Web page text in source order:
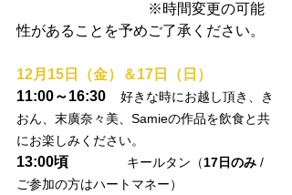
※時間変更の可能
性があることを予めご了承ください。
12月15日（金）＆17日（日）
11:00～16:30
好きな時にお越し頂き、き
おん、末廣奈々美、Samieの作品を飲食と共
にお楽しみください。
13:00頃 キールタン（17日のみ /
ご参加の方はハートマネー）